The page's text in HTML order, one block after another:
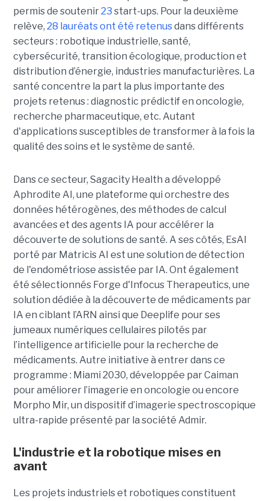
permis de soutenir23 start-ups. Pour la deuxième
relève, 28 lauréats ont été retenusdans différents
secteurs : robotique industrielle, santé,
cybersécurité, transition écologique, production et
distribution d’énergie, industries manufacturières. La
santé concentre la part la plus importante des
projets retenus : diagnostic prédictif en oncologie,
recherche pharmaceutique, etc. Autant
d'applications susceptibles de transformer à la fois la
qualité des soins et le système de santé.
Dans ce secteur, Sagacity Health a développé
Aphrodite AI, une plateforme qui orchestre des
données hétérogènes, des méthodes de calcul
avancées et des agents IA pour accélérer la
découverte de solutions de santé. A ses côtés, EsAI
porté par Matricis AI est une solution de détection
de l'endométriose assistée par IA. Ont également
été sélectionnés Forge d'Infocus Therapeutics, une
solution dédiée à la découverte de médicaments par
IA en ciblant l’ARN ainsi que Deeplife pour ses
jumeaux numériques cellulaires pilotés par
l’intelligence artificielle pour la recherche de
médicaments. Autre initiative à entrer dans ce
programme : Miami 2030, développée par Caiman
pour améliorer l’imagerie en oncologie ou encore
Morpho Mir, un dispositif d’imagerie spectroscopique
ultra-rapide présenté par la société Admir.
L'industrie et la robotique mises en
avant
Les projets industriels et robotiques constituent